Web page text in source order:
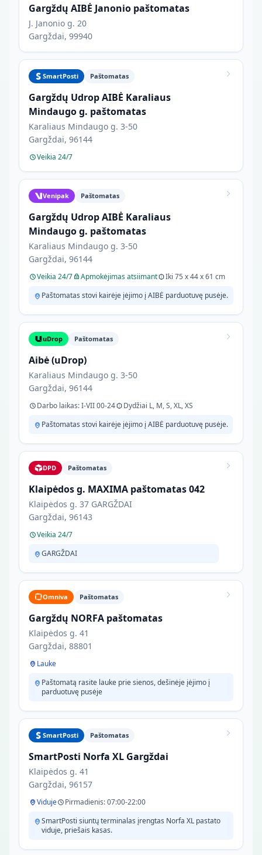
Gargždų AIBĖ Janonio paštomatas
J. Janonio g. 20
Gargždai, 99940
SmartPosti Paštomatas
Gargždų Udrop AIBĖ Karaliaus
Mindaugo g. paštomatas
Karaliaus Mindaugo g. 3-50
Gargždai, 96144
Veikia 24/7
Venipak Paštomatas
Gargždų Udrop AIBĖ Karaliaus
Mindaugo g. paštomatas
Karaliaus Mindaugo g. 3-50
Gargždai, 96144
Veikia 24/7 Apmokėjimas atsiimant
Iki 75 x 44 x 61 cm
Paštomatas stovi kairėje įėjimo į AIBĖ parduotuvę pusėje.
uDrop Paštomatas
Aibė (uDrop)
Karaliaus Mindaugo g. 3-50
Gargždai, 96144
Darbo laikas: I-VII 00-24
Dydžiai L, M, S, XL, XS
Paštomatas stovi kairėje įėjimo į AIBĖ parduotuvę pusėje.
DPD Paštomatas
Klaipėdos g. MAXIMA paštomatas 042
Klaipėdos g. 37 GARGŽDAI
Gargždai, 96143
Veikia 24/7
GARGŽDAI
Omniva Paštomatas
Gargždų NORFA paštomatas
Klaipėdos g. 41
Gargždai, 88801
Lauke
Paštomatą rasite lauke prie sienos, dešinėje įėjimo į
parduotuvę pusėje
SmartPosti Paštomatas
SmartPosti Norfa XL Gargždai
Klaipėdos g. 41
Gargždai, 96157
Viduje
Pirmadienis: 07:00-22:00
SmartPosti siuntų terminalas įrengtas Norfa XL pastato
viduje, priešais kasas.